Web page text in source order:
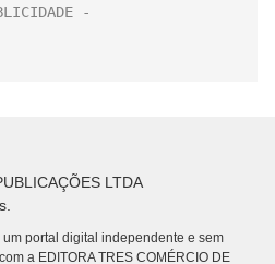
LTDA
um portal digital independente e sem
a EDITORA TRES COMÉRCIO DE